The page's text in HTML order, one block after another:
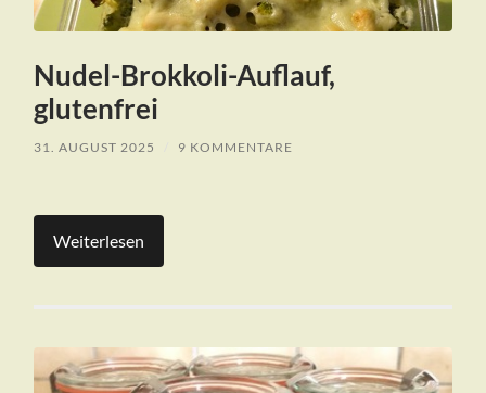
Nudel-Brokkoli-Auflauf,
glutenfrei
31. AUGUST 2025 9 KOMMENTARE
Weiterlesen